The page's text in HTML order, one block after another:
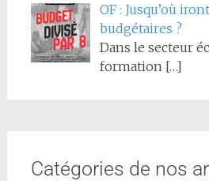
OF : Jusqu’où
budgétaires ?
Dans le secteur
formation […]
Catégories de nos